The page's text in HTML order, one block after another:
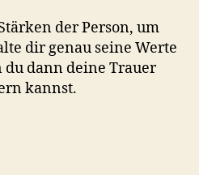
der Person, um
dir genau seine Werte
dann deine Trauer
kannst.